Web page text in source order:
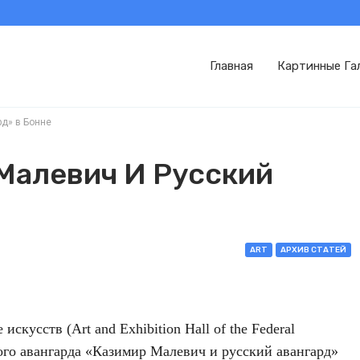
Главная Картинные
в Бонне
И Русский
ART АРХИВ СТАТЕЙ
искусств (Art and Exhibition Hall of the Federal
авангарда «Казимир Малевич и русский авангард»